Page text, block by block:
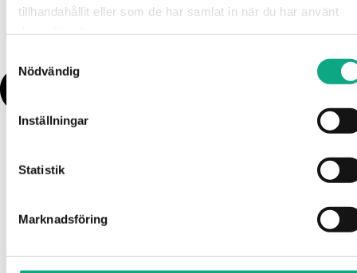
tillhandahållit eller som de har samlat in när du har använt
Nödvändig
Inställningar
Statistik
Marknadsföring